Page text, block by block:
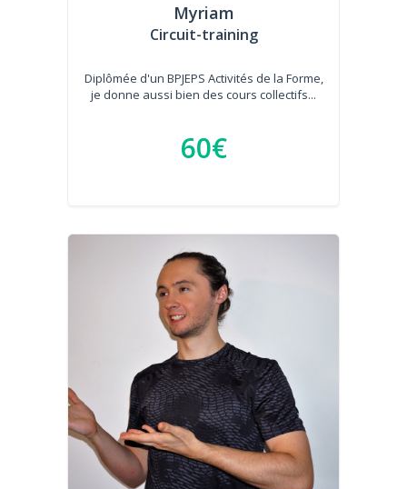
Myriam
Circuit-training
Diplômée d'un BPJEPS Activités de la Forme,
je donne aussi bien des cours collectifs...
60€